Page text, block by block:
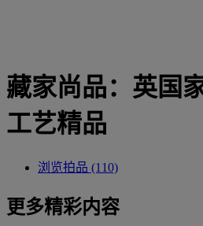
藏家尚品：英国
工艺精品
浏览拍品 (110)
更多精彩内容